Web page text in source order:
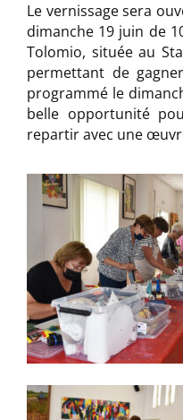
Le vernissage sera
dimanche 19 juin de
Tolomio, située au
permettant de
programmé le
belle opportunité
repartir avec une